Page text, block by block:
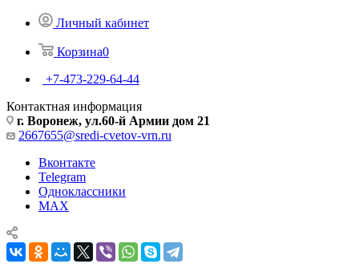
Личный кабинет
Корзина0
+7-473-229-64-44
Контактная информация
г. Воронеж, ул.60-й Армии дом 21
2667655@sredi-cvetov-vrn.ru
Вконтакте
Telegram
Одноклассники
MAX